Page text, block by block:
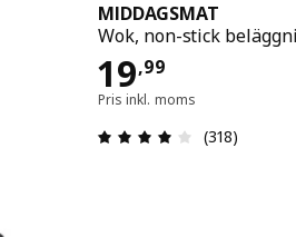
MIDDAGSMAT
Wok, non-stick
19,99
Pris 19,99
Pris inkl. moms
(318)